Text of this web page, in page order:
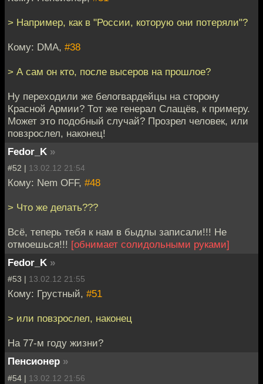
> Например, как в "России, которую они потеряли"?
Кому: DMA, #38
> А сам он кто, после высеров на прошлое?
Ну переходили же белогвардейцы на сторону
Красной Армии? Тот же генерал Слащёв, к примеру.
Может это подобный случай? Прозрел человек, или
повзрослел, наконец!
Fedor_K »
#52 | 13.02.12 21:54
Кому: Nem OFF, #48
> Что же делать???
Всё, теперь тебя к нам в быдлы записали!!! Не
отмоешься!!! [обнимает солидольными руками]
Fedor_K »
#53 | 13.02.12 21:55
Кому: Грустный, #51
> или повзрослел, наконец
На 77-м году жизни?
Пенсионер »
#54 | 13.02.12 21:56